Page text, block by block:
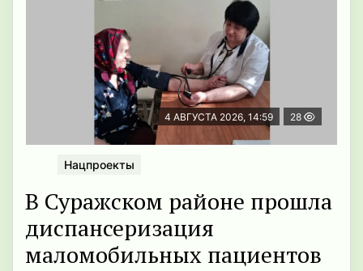
4 АВГУСТА 2026, 14:59 28
Нацпроекты
В Суражском районе прошла
диcпaнсеризация
маломобильных пациентов